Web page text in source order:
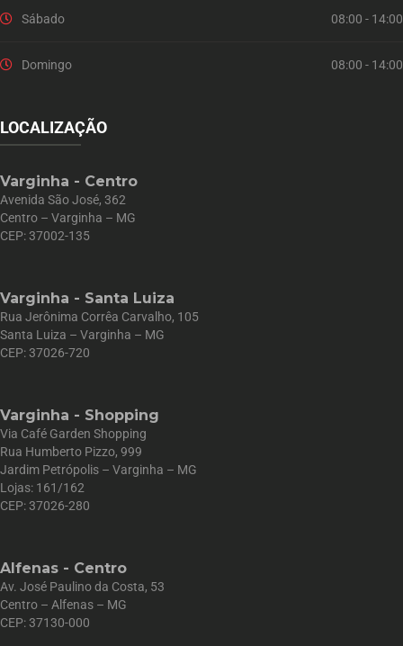
Sábado 08:00 - 14:00
Domingo 08:00 - 14:00
LOCALIZAÇÃO
Varginha - Centro
Avenida São José, 362
Centro – Varginha – MG
CEP: 37002-135
Varginha - Santa Luiza
Rua Jerônima Corrêa Carvalho, 105
Santa Luiza – Varginha – MG
CEP: 37026-720
Varginha - Shopping
Via Café Garden Shopping
Rua Humberto Pizzo, 999
Jardim Petrópolis – Varginha – MG
Lojas: 161/162
CEP: 37026-280
Alfenas - Centro
Av. José Paulino da Costa, 53
Centro – Alfenas – MG
CEP: 37130-000